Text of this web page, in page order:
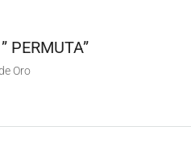
PERMUTA”
Oro